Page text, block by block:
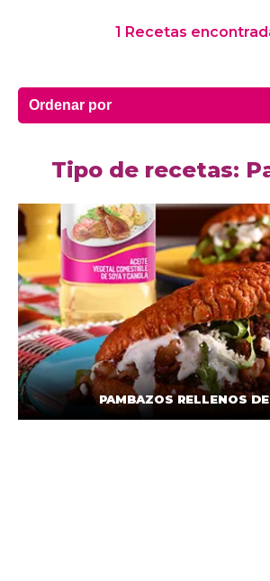
1 Recetas
Tipo de recetas:
PAMBAZOS RELLENOS DE